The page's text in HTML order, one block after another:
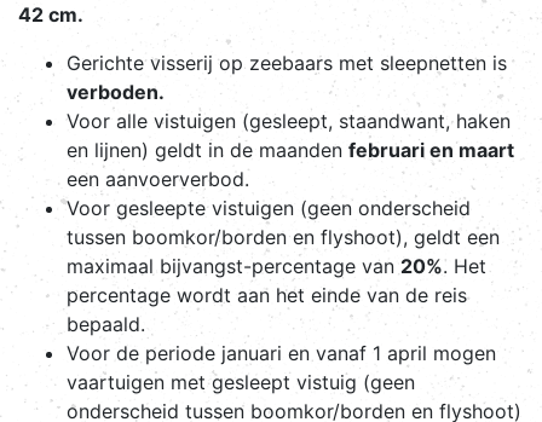
42 cm.
Gerichte visserij op zeebaars met sleepnetten is
verboden.
Voor alle vistuigen (gesleept, staandwant, haken
en lijnen) geldt in de maanden februari en maart
een aanvoerverbod.
Voor gesleepte vistuigen (geen onderscheid
tussen boomkor/borden en flyshoot), geldt een
maximaal bijvangst-percentage van 20%. Het
percentage wordt aan het einde van de reis
bepaald.
Voor de periode januari en vanaf 1 april mogen
vaartuigen met gesleept vistuig (geen
onderscheid tussen boomkor/borden en flyshoot)